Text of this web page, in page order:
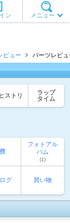
メニュー
ン
ビュー パーツレビ
ヒストリ
ラップ
タイム
フォトアル
バム
(1)
グ 買い物